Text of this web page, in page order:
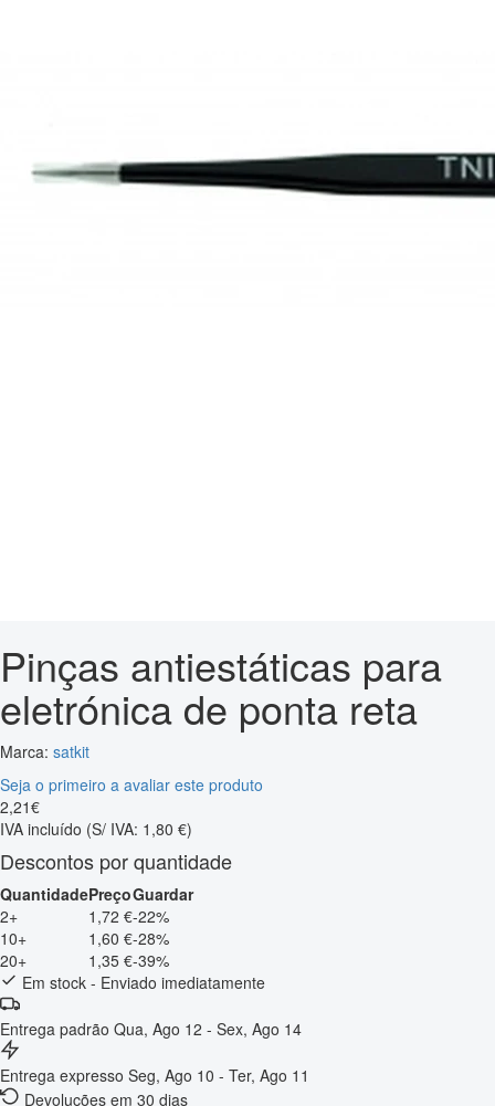
Pinças antiestáticas para
eletrónica de ponta reta
Marca: satkit
Seja o primeiro a avaliar este produto
2,21€
IVA incluído (S/ IVA: 1,80 €)
Descontos por quantidade
QuantidadePreçoGuardar
2+
1,72 €-22%
10+
1,60 €-28%
20+
1,35 €-39%
Em stock - Enviado imediatamente
Entrega padrão Qua, Ago 12 - Sex, Ago 14
Entrega expresso Seg, Ago 10 - Ter, Ago 11
Devoluções em 30 dias